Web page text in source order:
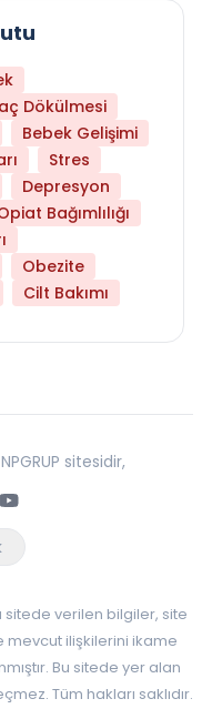
Dökülmesi
Bebek Gelişimi
Stres
Depresyon
Bağımlılığı
Obezite
Cilt Bakımı
sitesidir,
sitede verilen bilgiler, site
mevcut ilişkilerini ikame
Bu sitede yer alan
Tüm hakları saklıdır.